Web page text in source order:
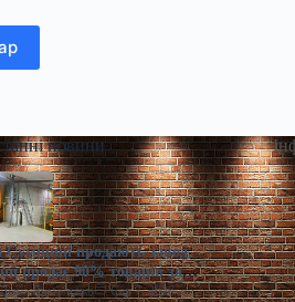
новини
Сумщині продають завод,
продає 90% товарів за
Ярмоленко Сер 7, 2026